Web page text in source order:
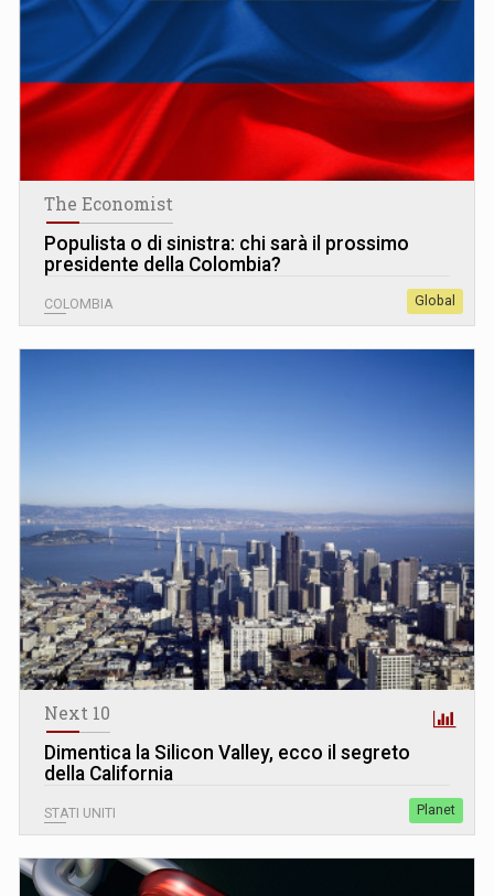
The Economist
Populista o di sinistra: chi sarà il prossimo
presidente della Colombia?
COLOMBIA Global
Next 10
Dimentica la Silicon Valley, ecco il segreto
della California
STATI UNITI Planet